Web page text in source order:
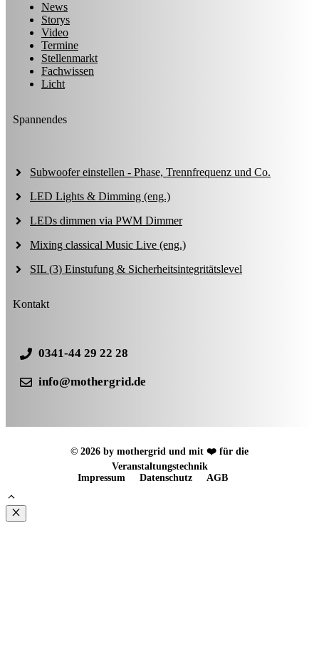
News
Storys
Video
Termine
Stellenmarkt
Fachwissen
Licht
Spannendes
Subwoofer einstellen - Phase, Trennfrequenz und Co.
LED Lights & Dimming (eng.)
LEDs dimmen via PWM Dimmer
Mixing classical Music Live (eng.)
SIL (3) Einstufung & Sicherheitsintegritätslevel
Kontakt
0341-44 29 22 28
info@mothergrid.de
© 2026 by mothergrid und mit ❤️ für die
Veranstaltungstechnik
Impressum
Datenschutz AGB
Schließen